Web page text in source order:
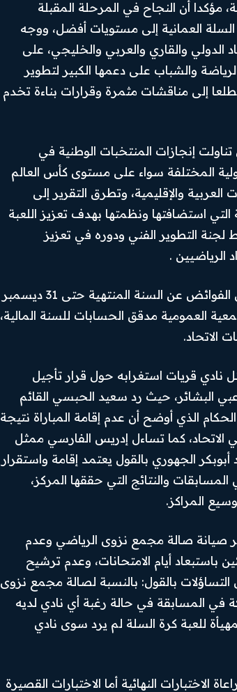
مؤكدا أن النجاح في المرحلة المقبلة
العمانية إلى مستويات أفضل، ووجه
الدولي والقاري والعربي والخليجي، على
والشباب على دعمها الكبير لتطوير
إلى مناقشات مثمرة وقرارات بناءة تخدم
التقرير الفني والأنشطة للعام المنتهى ٢٠٢٥، والتي تناولت إنجازات المنتخبات الوطنية في
المختلفة سواء على مستوى كأس العالم
والإقليمية، وتطرق التقرير إلى
استضافتها ونظمتها بهدف تعزيز اللعبة
التطوير الفني ودوره في تعزيز
الرياضيين .
بعدها تم الموافقة على بنود الصرف للميزانية العمومية السنوية وبيان الفوائض عن السنة المنتهية حتى 31 ديسمبر
للاتحاد لعام 2026، كما اختارت الجمعية العمومية مدقق الحسابات للسنة المالية،
الاتحاد.
قريات استغرابه حول قرار تأجيل
البشائر، حيث رد سعيد الحبسي القائم
الذي أوضح أن عدم إقامة المباراة نتيجة
الاتحاد، كما تساءل إدريس الفارسي ممثل
الجهوري بالقول يعتمد إقامة واستقرار
والنتائج التي حققها المركز،
المراكز.
صيانة صالة مجمع نزوى الرياضي وعدم
باستبعاد أيام الامتحانات، وعدم ترشيح
بالقول: بالنسبة لصالة مجمع نزوى
في المسابقة في حالة رغبة أي نادي لديه
للعبة كرة السلة لم يرد سوى نادي
الاختبارات النهائية أما الاختبارات القصيرة